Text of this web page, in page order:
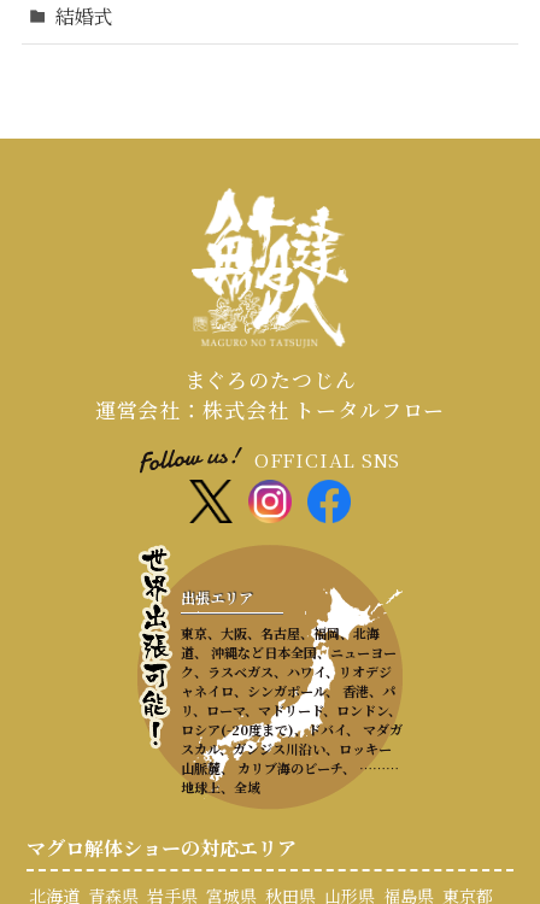
結婚式
まぐろのたつじん
運営会社：株式会社 トータルフロー
OFFICIAL SNS
出張エリア
東京、大阪、名古屋、福岡、北海
道、 沖縄など日本全国、ニューヨー
ク、ラスベガス、ハワイ、リオデジ
ャネイロ、シンガポール、 香港、パ
リ、ローマ、マドリード、ロンドン、
ロシア(-20度まで)、ドバイ、 マダガ
スカル、ガンジス川沿い、ロッキー
山脈麓、 カリブ海のビーチ、 ………
地球上、全域
マグロ解体ショーの対応エリア
北海道 青森県 岩手県 宮城県 秋田県 山形県 福島県 東京都